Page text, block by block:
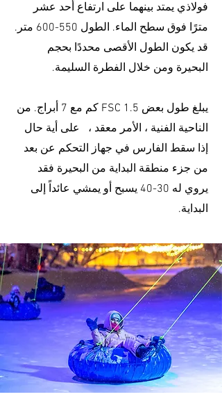
فولاذي يمتد بينهما على ارتفاع أحد عشر
مترًا فوق سطح الماء. الطول 550-600 متر.
قد يكون الطول الأقصى محددًا بحجم
البحيرة ومن خلال الفطرة السليمة.
يبلغ طول بعض FSC 1.5 كم مع 7 أبراج. من
الناحية الفنية ، الأمر معقد ، على أية حال
إذا سقط الفارس في جهاز التحكم عن بعد
من جزء منطقة البداية من البحيرة فقد
يروي له 30-40 يسبح أو يمشي عائداً إلى
البداية.